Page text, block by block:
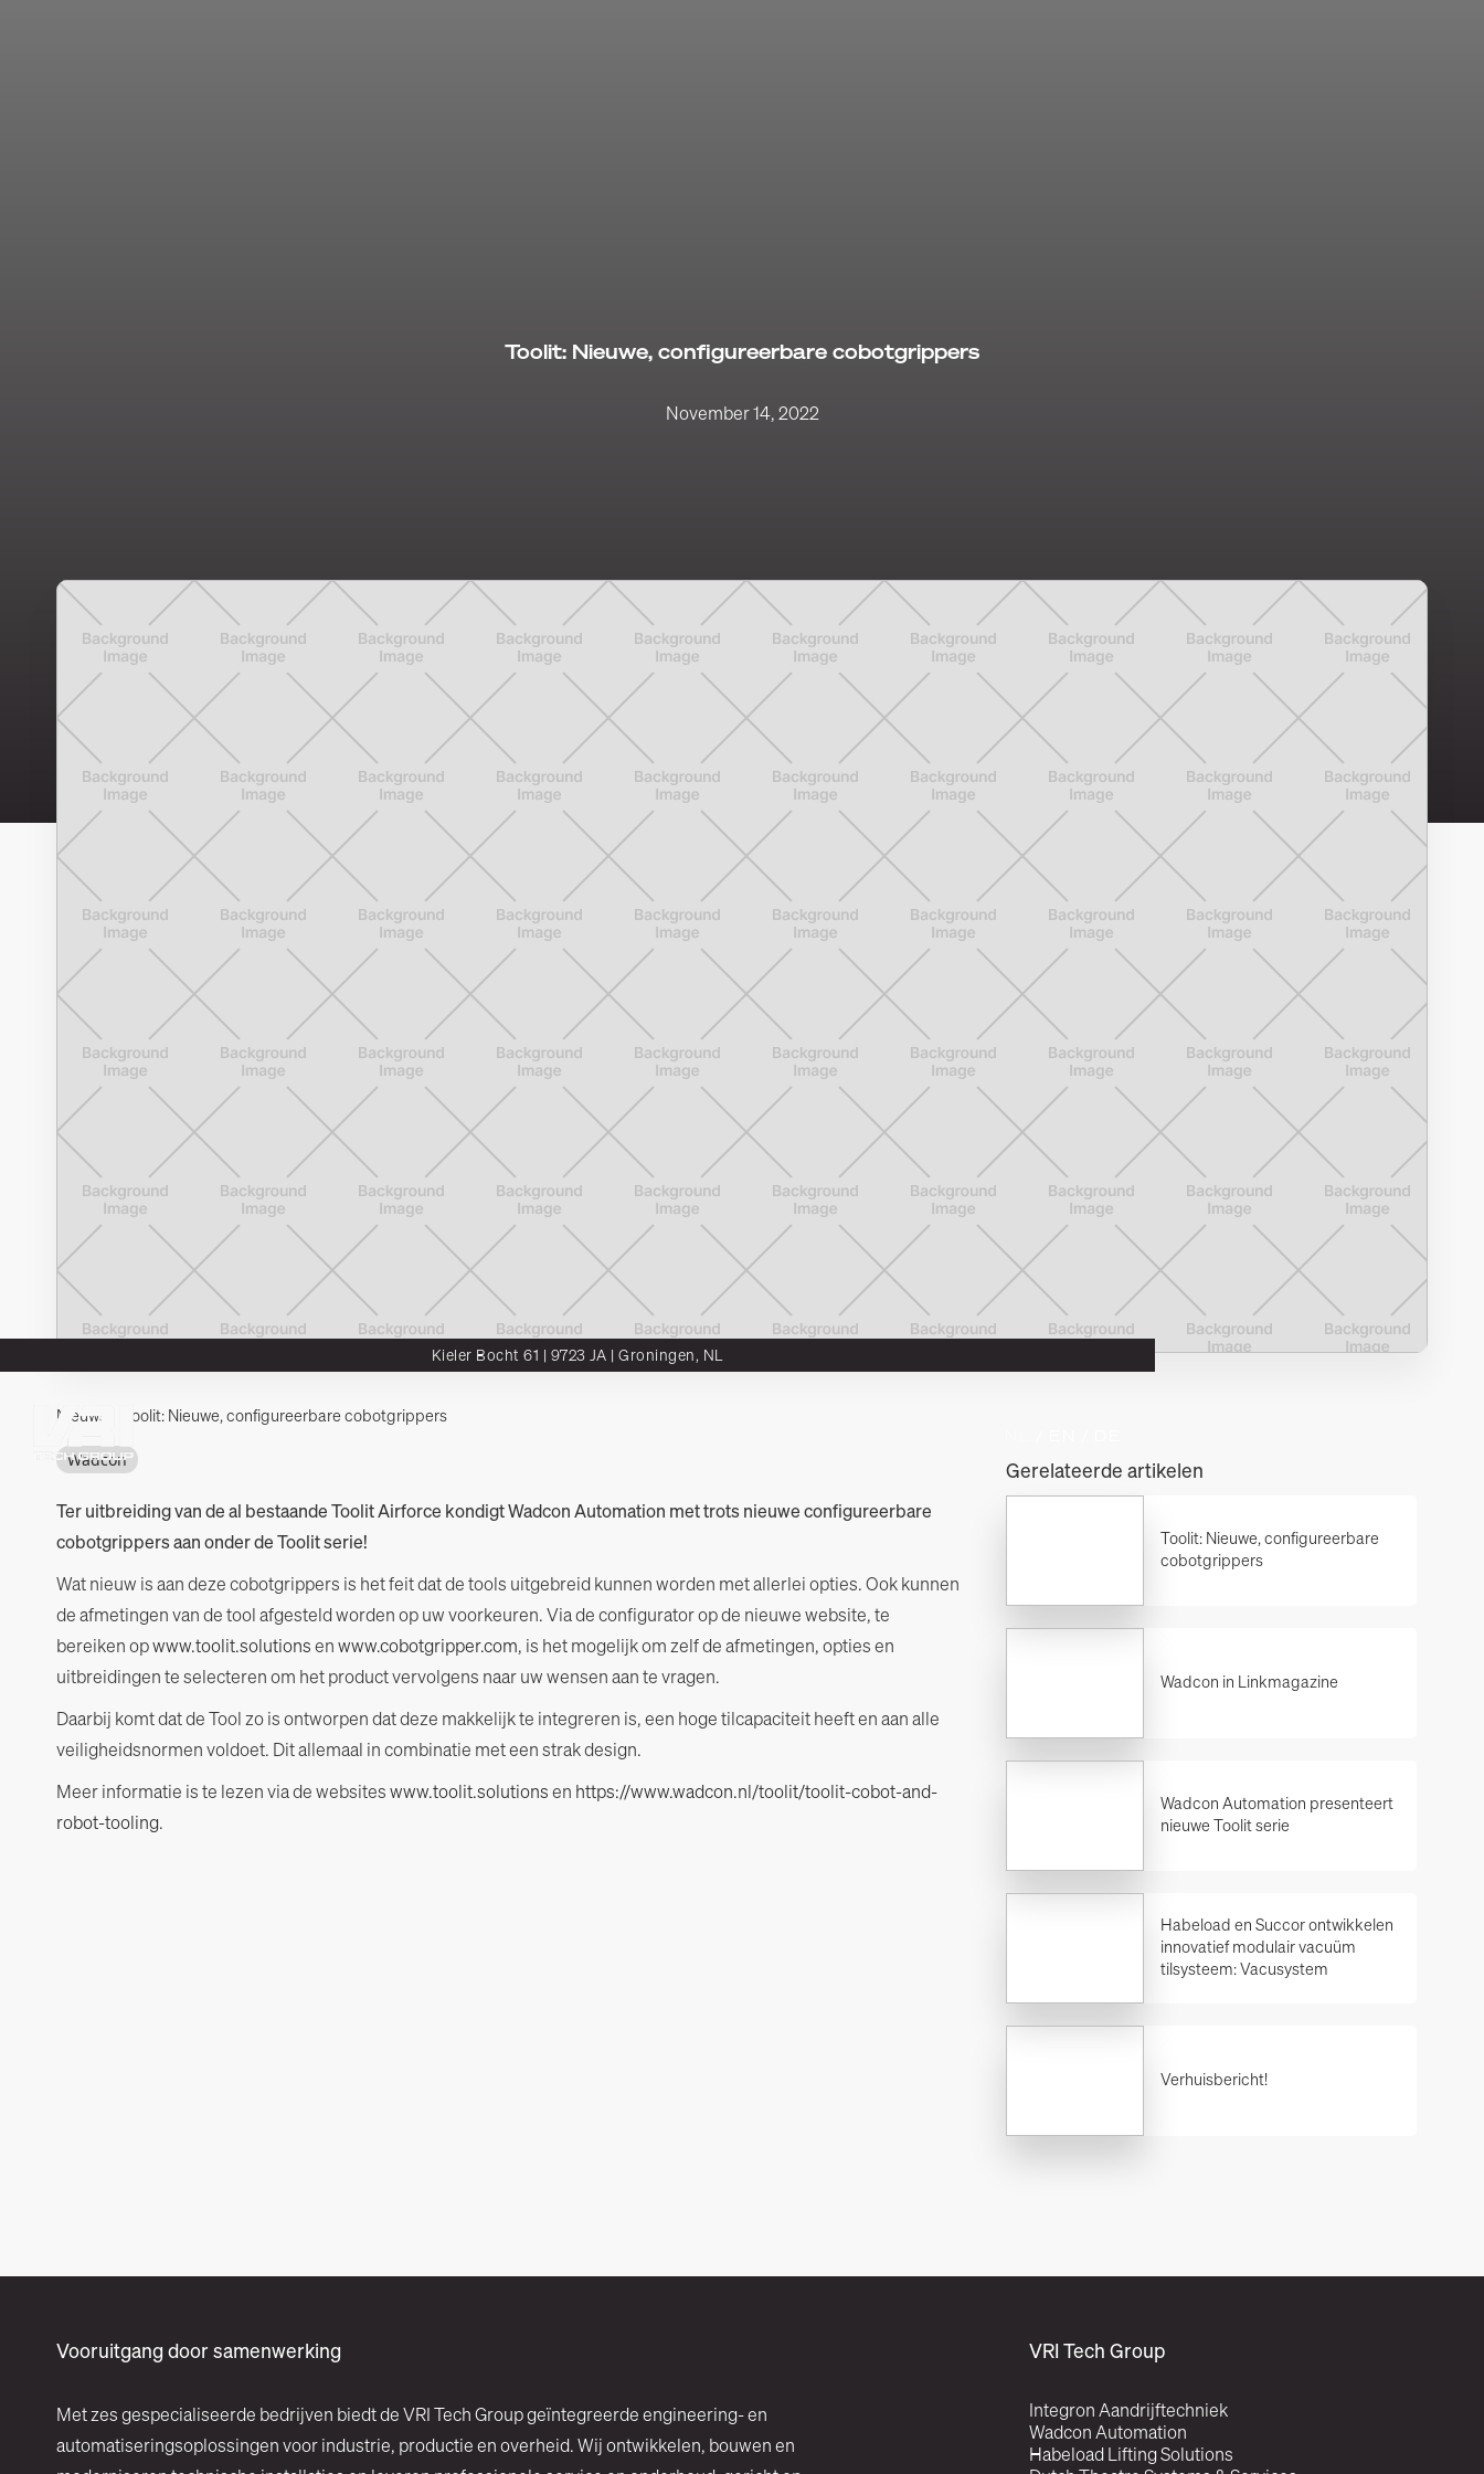
Kieler Bocht 61 | 9723 JA | Groningen, NL
Toolit: Nieuwe, configureerbare cobotgrippers
November 14, 2022
Nieuws Toolit: Nieuwe, configureerbare cobotgrippers
Wadcon
Ter uitbreiding van de al bestaande Toolit Airforce kondigt Wadcon Automation met trots nieuwe configureerbare
cobotgrippers aan onder de Toolit serie!
Wat nieuw is aan deze cobotgrippers is het feit dat de tools uitgebreid kunnen worden met allerlei opties. Ook kunnen
de afmetingen van de tool afgesteld worden op uw voorkeuren. Via de configurator op de nieuwe website, te
bereiken opwww.toolit.solutionsenwww.cobotgripper.com, is het mogelijk om zelf de afmetingen, opties en
uitbreidingen te selecteren om het product vervolgens naar uw wensen aan te vragen.
Daarbij komt dat de Tool zo is ontworpen dat deze makkelijk te integreren is, een hoge tilcapaciteit heeft en aan alle
veiligheidsnormen voldoet. Dit allemaal in combinatie met een strak design.
Meer informatie is te lezen via de websiteswww.toolit.solutionsen https://www.wadcon.nl/toolit/toolit-cobot-and-
robot-tooling.
Gerelateerde artikelen
Toolit: Nieuwe, configureerbare
cobotgrippers
Wadcon in Linkmagazine
Wadcon Automation presenteert
nieuwe Toolit serie
Habeload en Succor ontwikkelen
innovatief modulair vacuüm
tilsysteem: Vacusystem
Verhuisbericht!
Met zes gespecialiseerde bedrijven biedt de VRI Tech Group geïntegreerde engineering‑ en
automatiseringsoplossingen voor industrie, productie en overheid. Wij ontwikkelen, bouwen en
Integron Aandrijftechniek
Wadcon Automation
Habeload Lifting Solutions
VRI Tech Group
Vooruitgang door samenwerking